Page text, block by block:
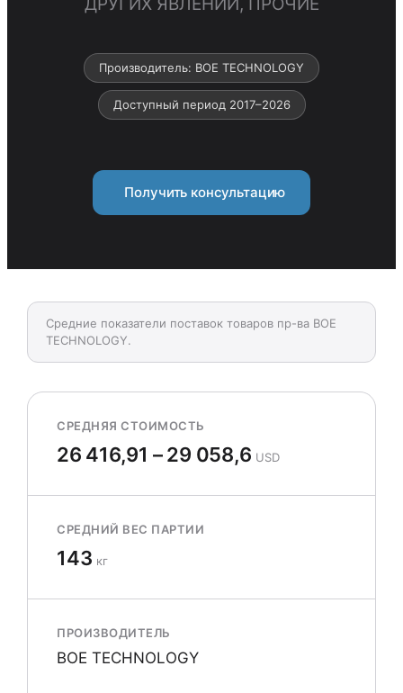
Производитель: BOE TECHNOLOGY
Доступный период 2017–2026
Получить консультацию
Средние показатели поставок товаров пр-ва BOE
TECHNOLOGY.
СРЕДНЯЯ СТОИМОСТЬ
26 416,91 – 29 058,6 USD
СРЕДНИЙ ВЕС ПАРТИИ
143 кг
ПРОИЗВОДИТЕЛЬ
BOE TECHNOLOGY